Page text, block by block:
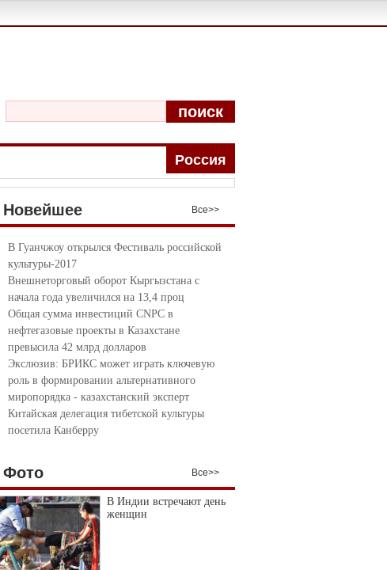
поиск
Pоccия
Новейшее Bce>>
В Гуанчжоу открылся Фестиваль российской
культуры-2017
Внешнеторговый оборот Кыргызстана с
начала года увеличился на 13,4 проц
Общая сумма инвестиций CNPC в
нефтегазовые проекты в Казахстане
превысила 42 млрд долларов
Экслюзив: БРИКС может играть ключевую
роль в формировании альтернативного
миропорядка - казахстанский эксперт
Китайская делегация тибетской культуры
посетила Канберру
Фото Все>>
В Индии встречают день
женщин